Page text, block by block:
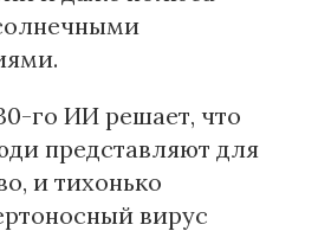
го ИИ решает, что
представляют для
и тихонько
вирус